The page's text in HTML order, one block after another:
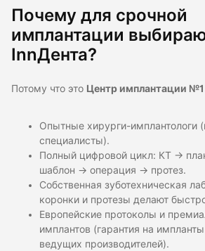
Почему для срочной
имплантации
InnДента?
Потому что это Центр имплантации №1
Опытные хирурги-имплантологи
специалисты).
Полный цифровой цикл: КТ →
шаблон → операция → протез.
Собственная зуботехническая
коронки и протезы делают
Европейские протоколы и
имплантов (гарантия на
ведущих производителей).